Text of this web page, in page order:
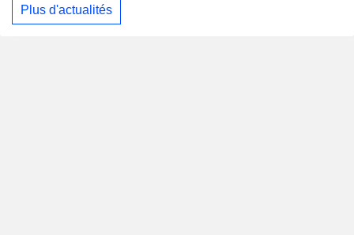
Plus d'actualités